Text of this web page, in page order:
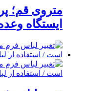
متروی قم؛
ایستگاه